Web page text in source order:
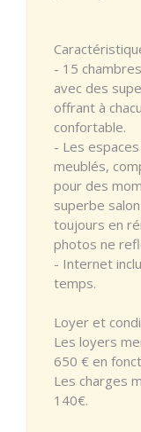
- 15
avec des
offrant à
confortable.
- Les
meublés,
pour des
superbe
toujours en
photos ne
- Internet
temps.
Loyer et
Les loyers
650 € en
Les charges
140€.